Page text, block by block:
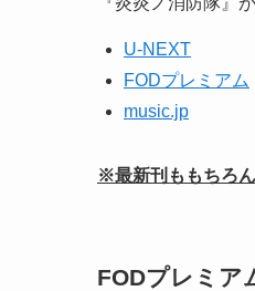
U-NEXT
FODプレミアム
music.jp
※最新刊ももちろ
FODプレミア